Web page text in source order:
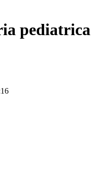
pediatrica